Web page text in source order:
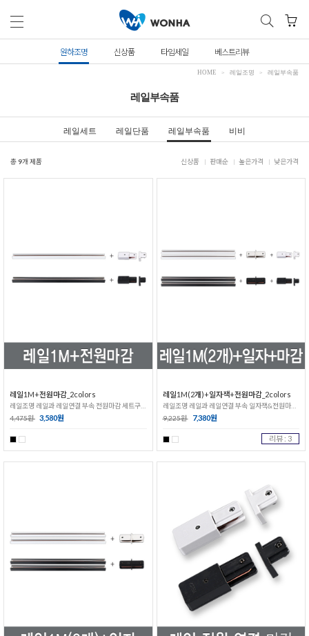
원하조명 신상품 타임세일 베스트리뷰
HOME 레일조명 레일부속품
레일부속품
레일세트 레일단품 레일부속품 비비
총9개 제품 신상품 판매순 높은가격 낮은가격
레일1M+전원마감_2colors
4,475원 3,580원
레일1M(2개)+일자잭+전원마감_2colors
레일조명 레일과 레일연결 부속 일자잭&전원마감 세트구성
9,225원
7,380원
리뷰 : 3